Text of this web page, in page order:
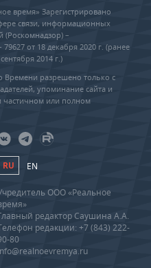
время» Зарегистрировано
связи, информационных
(Роскомнадзор) –
от 18 декабря 2020 г. (ранее
2014 г.)
Времени разрешено только с
упоминание сайта и
частичном или полном
RU EN
ООО «Реальное
редактор Саушина А.А.
редакции: +7 (843) 222-
80